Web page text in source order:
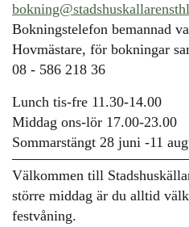
Bokningstelefon bemannad
Hovmästare, för bokningar
08 - 586 218 36
Lunch tis-fre 11.30-14.00
Middag ons-lör 17.00-23.00
Sommarstängt 28 juni -11
Välkommen till
större middag är du alltid
festvåning.